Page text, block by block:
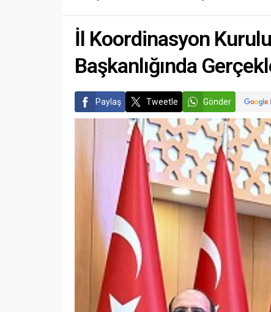
İl Koordinasyon Kurulu
Başkanlığında
Paylaş Tweetle Gönder